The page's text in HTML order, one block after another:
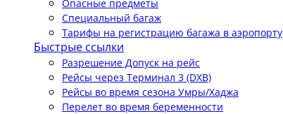
Опасные предметы
Специальный багаж
Тарифы на регистрацию багажа в аэропорту
Быстрые ссылки
Разрешение Допуск на рейс
Рейсы через Терминал 3 (DXB)
Рейсы во время сезона Умры/Хаджа
Перелет во время беременности